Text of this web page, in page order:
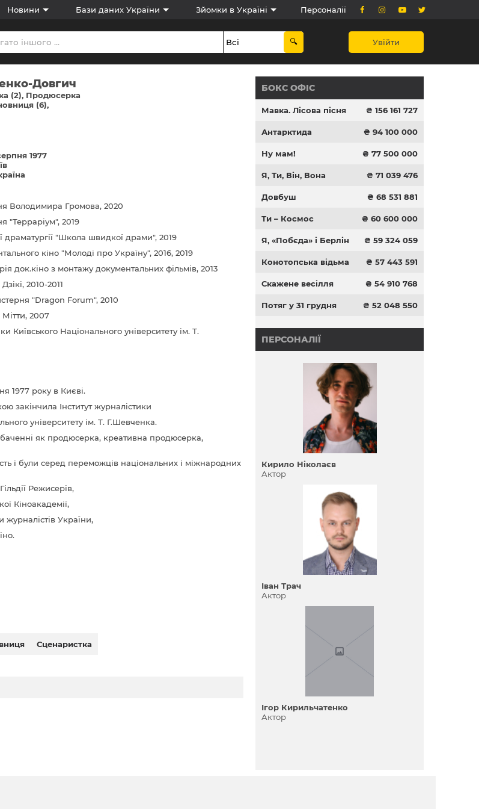
Новини Бази даних України Зйомки в Україні Персоналії
Увійти
Довгич
(2) Продюсерка
(6)
1977
Володимира Громова, 2020
"Терраріум", 2019
драматургії "Школа швидкої драми", 2019
кіно "Молоді про Україну", 2016, 2019
док.кіно з монтажу документальних фільмів, 2013
2010-2011
"Dragon Forum", 2010
2007
Київського Національного університету ім. Т.
1977 року в Києві.
закінчила Інститут журналістики
університету ім. Т. Г.Шевченка.
як продюсерка, креативна продюсерка,
і були серед переможців національних і міжнародних
Режисерів,
Кіноакадемії,
журналістів України,
Сценаристка
БОКС ОФІС
Мавка. Лісова пісня ₴ 156 161 727
Антарктида ₴ 94 100 000
Ну мам! ₴ 77 500 000
Я, Ти, Він, Вона ₴ 71 039 476
Довбуш ₴ 68 531 881
Ти – Космос ₴ 60 600 000
Я, «Побєда» і Берлін ₴ 59 324 059
Конотопська відьма ₴ 57 443 591
Скажене весілля ₴ 54 910 768
Потяг у 31 грудня ₴ 52 048 550
ПЕРСОНАЛІЇ
Кирило Ніколаєв
Актор
Іван Трач
Актор
Ігор Кирильчатенко
Актор